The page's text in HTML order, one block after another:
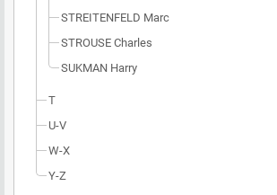
STREITENFELD Marc
STROUSE Charles
SUKMAN Harry
T
U-V
W-X
Y-Z